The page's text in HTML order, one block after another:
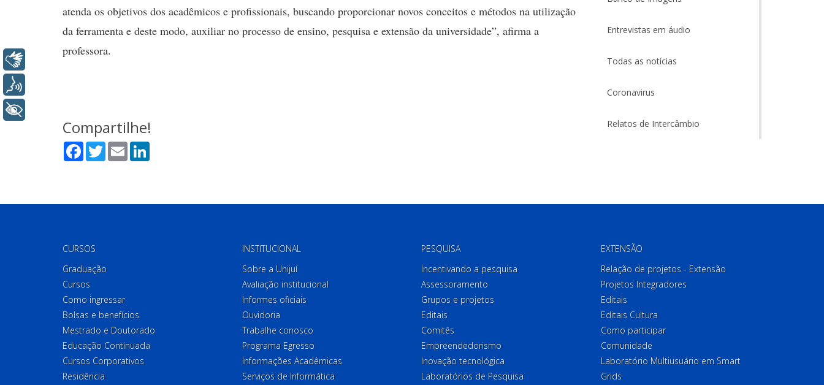
atenda os objetivos dos acadêmicos e profissionais, buscando proporcionar novos conceitos e métodos na utilização
da ferramenta e deste modo, auxiliar no processo de ensino, pesquisa e extensão da universidade”, afirma a
professora.
Compartilhe!
Facebook
TwitterEmail
Entrevistas em áudio
Todas as notícias
Coronavirus
Relatos de Intercâmbio
CURSOS
Graduação
Cursos
Como ingressar
Bolsas e benefícios
Mestrado e Doutorado
Educação Continuada
Cursos Corporativos
Residência
INSTITUCIONAL
Sobre a Unijuí
Avaliação institucional
Informes oficiais
Ouvidoria
Trabalhe conosco
Programa Egresso
Informações Acadêmicas
Serviços de Informática
PESQUISA
Incentivando a pesquisa
Assessoramento
Grupos e projetos
Editais
Comitês
Empreendedorismo
Inovação tecnológica
Laboratórios de Pesquisa
EXTENSÃO
Relação de projetos - Extensão
Projetos Integradores
Editais
Editais Cultura
Como participar
Comunidade
Laboratório Multiusuário em Smart
Grids
Libras